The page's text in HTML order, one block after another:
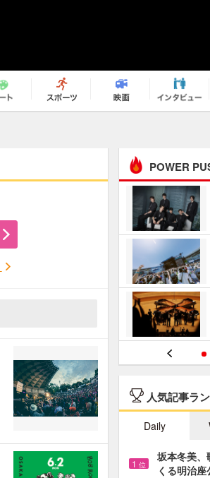
POWER
ｎｄ ｃｌｕｂ
人気記事ラ
Daily
1 位
坂本冬美
くる明治